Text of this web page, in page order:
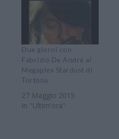
Due giorni con
Fabrizio De André al
Megaplex Stardust di
Tortona
27 Maggio 2015
In "Ultim'ora"